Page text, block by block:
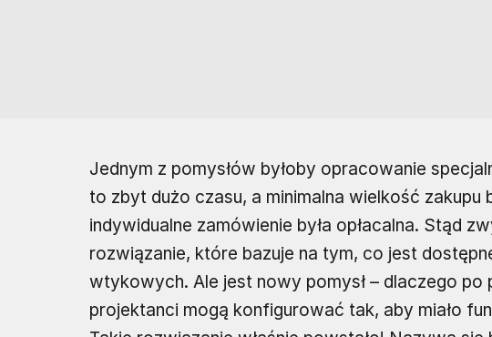
Jednym z pomysłów byłoby opracowanie
to zbyt dużo czasu, a minimalna wielkość zakupu
indywidualne zamówienie była opłacalna. Stąd
rozwiązanie, które bazuje na tym, co jest
wtykowych. Ale jest nowy pomysł – dlaczego
projektanci mogą konfigurować tak, aby miało